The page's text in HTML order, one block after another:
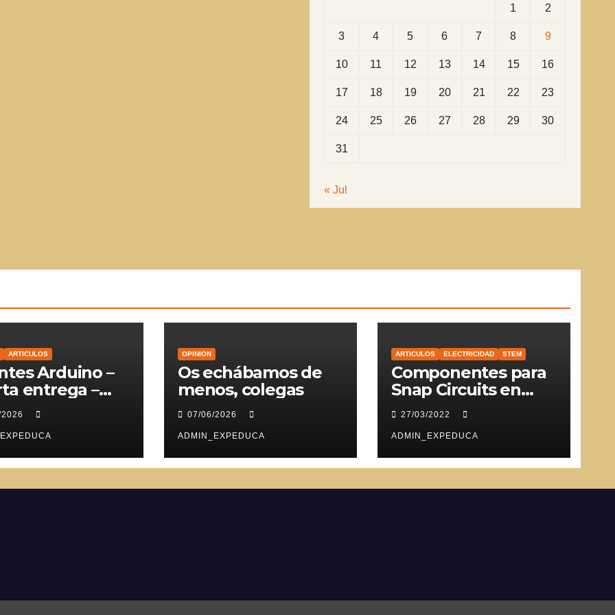
1 2
3 4 5 6 7 8 9
10 11 12 13 14 15 16
17 18 19 20 21 22 23
24 25 26 27 28 29 30
31
« Jul
ARTICULOS
Arduino –
entrega –
OPINION
Os echábamos de
menos, colegas
07/06/2026
ADMIN_EXPEDUCA
ARTICULOS ELECTRICIDAD STEM
Componentes para
Snap Circuits en
SVG
27/03/2022
ADMIN_EXPEDUCA